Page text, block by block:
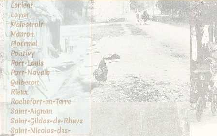
Lorient
Loyat
Malestroit
Mauron
Ploërmel
Pontivy
Port-Louis
Port-Navalo
Quiberon
Rieux
Rochefort-en-Terre
Saint-Aignan
Saint-Gildas-de-Rhuys
Saint-Nicolas-des-